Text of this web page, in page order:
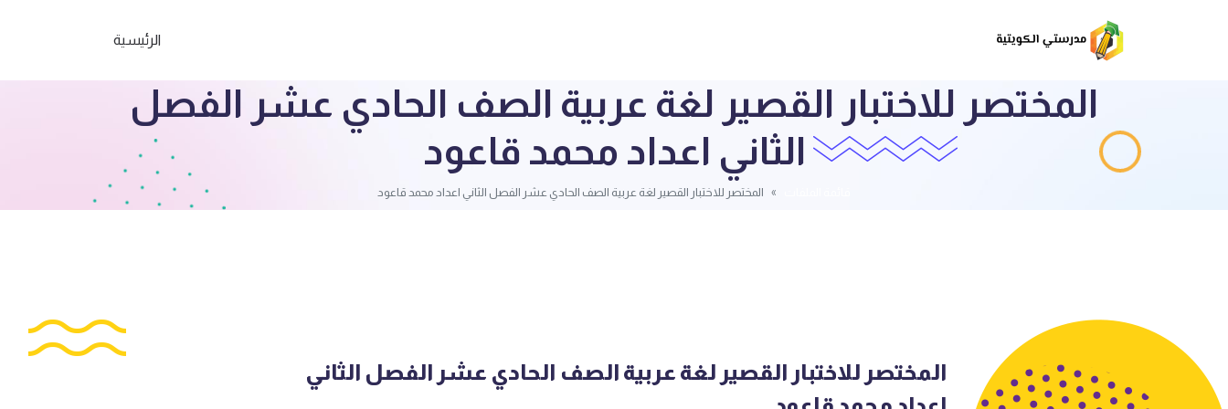
الرئيسية
المختصر للاختبار القصير لغة عربية الصف الحادي عشر الفصل
الثاني اعداد محمد قاعود
المختصر للاختبار القصير لغة عربية الصف الحادي عشر الفصل الثاني اعداد محمد قاعود
المختصر للاختبار القصير لغة عربية الصف الحادي عشر الفصل الثاني